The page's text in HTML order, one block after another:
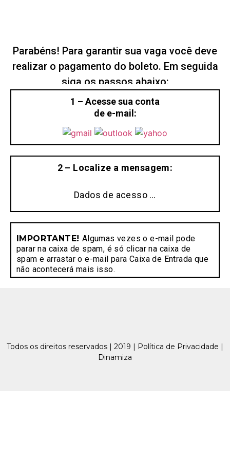
Parabéns! Para garantir sua vaga você deve
realizar o pagamento do boleto. Em seguida
siga os passos abaixo:
1 – Acesse sua conta
de e-mail:
2 – Localize a mensagem:
Dados de acesso …
IMPORTANTE! Algumas vezes o e-mail pode
parar na caixa de spam, é só clicar na caixa de
spam e arrastar o e-mail para Caixa de Entrada que
não acontecerá mais isso.
Todos os direitos reservados | 2019 | Política de Privacidade |
Dinamiza